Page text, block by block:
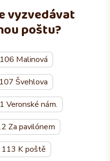
vyzvedávat
poštu?
Malinová
Švehlova
Veronské nám.
Za pavilónem
113 K poště